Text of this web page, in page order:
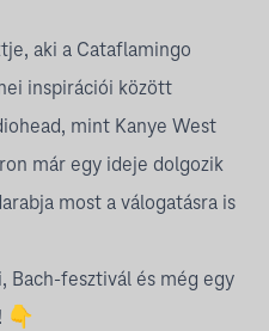
aki a Cataflamingo
inspirációi között
mint Kanye West
már egy ideje dolgozik
most a válogatásra is
Bach-fesztivál és még egy
👇